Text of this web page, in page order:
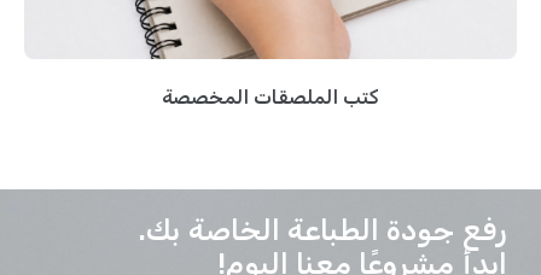
كتب الملصقات المخصصة
رفع جودة الطباعة الخاصة بك.
ابدأ مشروعًا معنا اليوم!